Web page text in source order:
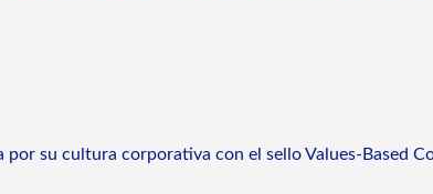
por su cultura corporativa con el sello Values-Based